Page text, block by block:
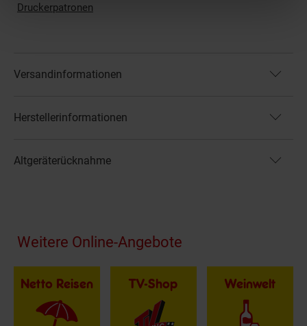
Druckerpatronen
Versandinformationen
Herstellerinformationen
Altgeräterücknahme
Fußzeile
Weitere Online-Angebote
Netto Reisen TV-Shop Weinwelt